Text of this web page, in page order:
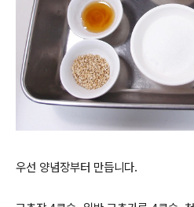
우선 양념장부터 만듭니다.